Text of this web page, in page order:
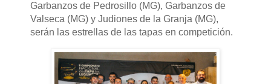
Garbanzos de Pedrosillo (MG), Garbanzos de
Valseca (MG) y Judiones de la Granja (MG),
serán las estrellas de las tapas en competición.